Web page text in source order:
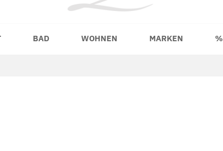
BAD WOHNEN MARKEN